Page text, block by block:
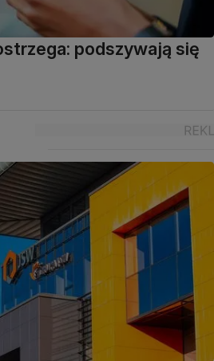
podszywają się